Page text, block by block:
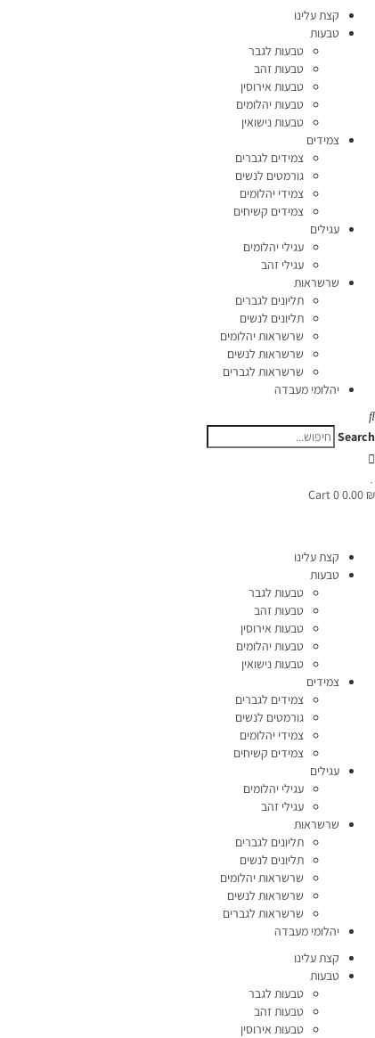
קצת עלינו
טבעות
טבעות לגבר
טבעות זהב
טבעות אירוסין
טבעות יהלומים
טבעות נישואין
צמידים
צמידים לגברים
גורמטים לנשים
צמידי יהלומים
צמידים קשיחים
עגילים
עגילי יהלומים
עגילי זהב
שרשראות
תליונים לגברים
תליונים לנשים
שרשראות יהלומים
שרשראות לנשים
שרשראות לגברים
יהלומי מעבדה
Search
0.00 ₪
0
Cart
קצת עלינו
טבעות
טבעות לגבר
טבעות זהב
טבעות אירוסין
טבעות יהלומים
טבעות נישואין
צמידים
צמידים לגברים
גורמטים לנשים
צמידי יהלומים
צמידים קשיחים
עגילים
עגילי יהלומים
עגילי זהב
שרשראות
תליונים לגברים
תליונים לנשים
שרשראות יהלומים
שרשראות לנשים
שרשראות לגברים
יהלומי מעבדה
קצת עלינו
טבעות
טבעות לגבר
טבעות זהב
טבעות אירוסין